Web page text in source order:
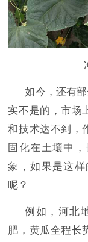
如今 ，还有
实不是的，市场
和技术达不到，
固化在土壤中
象，如果是这
呢？
例如 ， 河北
肥 ，黄瓜全程